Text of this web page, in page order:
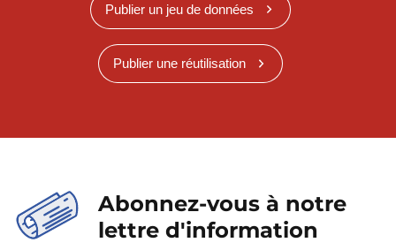
Publier un jeu de données
Publier une réutilisation
Abonnez-vous à notre
lettre d'information